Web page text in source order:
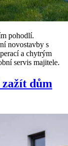
pohodlí.
novostavby s
a chytrým
servis majitele.
dům